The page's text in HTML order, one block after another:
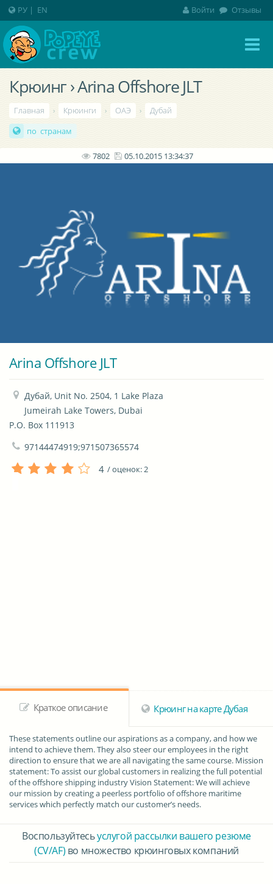
Крюинг › Arina Offshore JLT
Главная › Крюинги › ОАЭ ›
Дубай
по странам
7802 05.10.2015 13:34:37
Arina Offshore JLT
Дубай, Unit No. 2504, 1 Lake Plaza
Jumeirah Lake Towers, Dubai
P.O. Box 111913
97144474919;971507365574
4 / оценок:2
Краткое описание Крюинг на карте Дубая
These statements outline our aspirations as a company, and how we
intend to achieve them. They also steer our employees in the right
direction to ensure that we are all navigating the same course. Mission
statement: To assist our global customers in realizing the full potential
of the offshore shipping industry Vision Statement: We will achieve
our mission by creating a peerless portfolio of offshore maritime
services which perfectly match our customer’s needs.
Воспользуйтесьуслугой рассылки вашего резюме
(CV/AF) во множество крюинговых компаний
РУ | EN Войти Отзывы